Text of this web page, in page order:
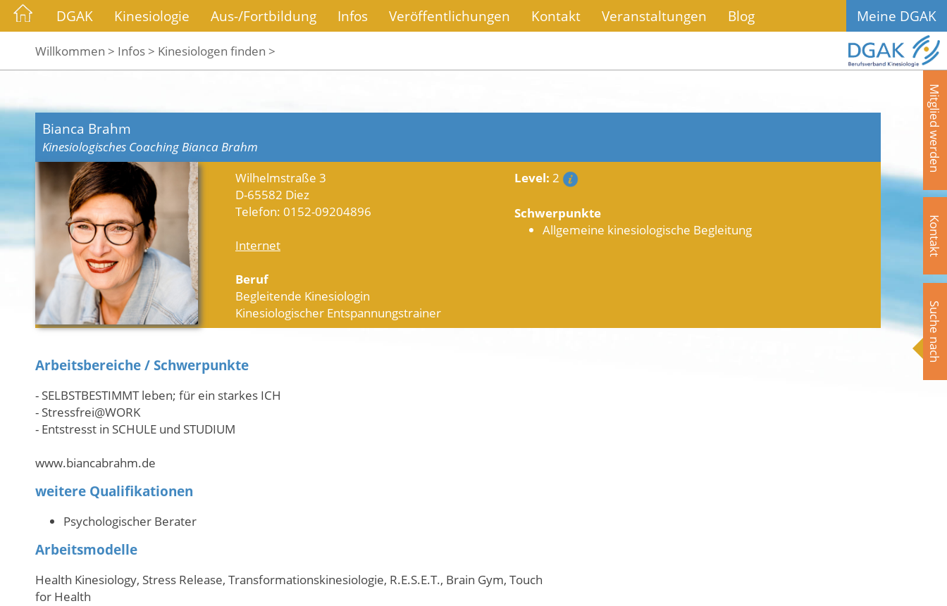
DGAK Kinesiologie Aus-/Fortbildung Infos Veröffentlichungen Kontakt Veranstaltungen Blog Meine DGAK
Willkommen > Infos > Kinesiologen finden >
Mitglied werden
Kontakt
Suche nach
Bianca Brahm
Kinesiologisches Coaching Bianca Brahm
Wilhelmstraße 3
D-65582 Diez
Telefon: 0152-09204896
Internet
Beruf
Begleitende Kinesiologin
Kinesiologischer Entspannungstrainer
Level: 2
Schwerpunkte
Allgemeine kinesiologische Begleitung
Arbeitsbereiche / Schwerpunkte
- SELBSTBESTIMMT leben; für ein starkes ICH
- Stressfrei@WORK
- Entstresst in SCHULE und STUDIUM
www.biancabrahm.de
weitere Qualifikationen
Psychologischer Berater
Arbeitsmodelle
Health Kinesiology, Stress Release, Transformationskinesiologie, R.E.S.E.T., Brain Gym, Touch
for Health